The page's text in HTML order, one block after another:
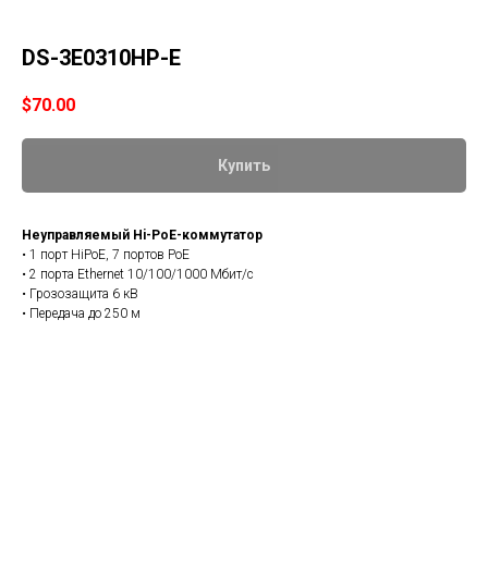
DS-3E0310HP-E
$70.00
Купить
Неуправляемый Hi-PoE-коммутатор
• 1 порт HiPoE, 7 портов PoE
• 2 порта Ethernet 10/100/1000 Мбит/с
• Грозозащита 6 кВ
• Передача до 250 м